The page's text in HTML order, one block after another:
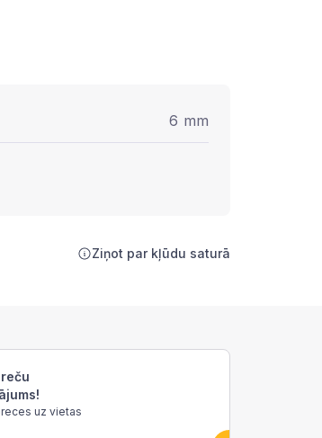
6 mm
Ziņot par kļūdu saturā
uz vietas